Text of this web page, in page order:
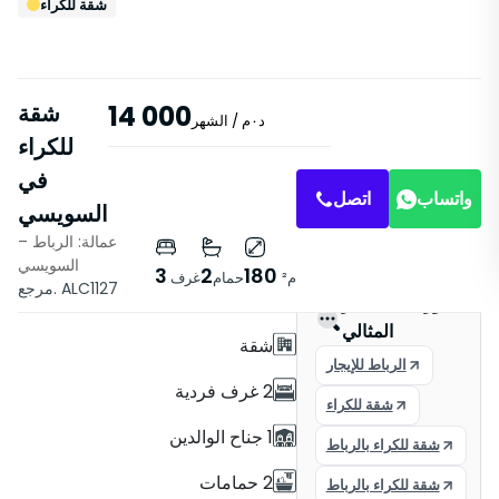
شقة للكراء
شقة
للكراء
في
السويسي
14 000 د٠م / الشهر
عمالة: الرباط –
السويسي
مرجع. ALC1127
3 غرف2حمام180 م²
اتصل واتساب
خصائص
شقة
2 غرف فردية
1 جناح الوالدين
2 حمامات
المثالي
الرباط للإيجار
شقة للكراء
شقة للكراء بالرباط
شقة للكراء بالرباط